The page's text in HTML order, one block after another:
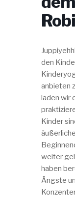
den
anbieten
laden wir
Kinder
weiter
haben
Ängste